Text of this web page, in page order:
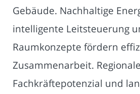
Gebäude. Nachhaltige
intelligente Leitsteuerung
Raumkonzepte fördern
Zusammenarbeit.
Fachkräftepotenzial und